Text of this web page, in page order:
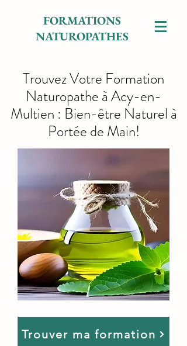
FORMATIONS
NATUROPATHES
Trouvez Votre Formation
Naturopathe à Acy-en-
Multien : Bien-être Naturel à
Portée de Main!
Trouver ma formation